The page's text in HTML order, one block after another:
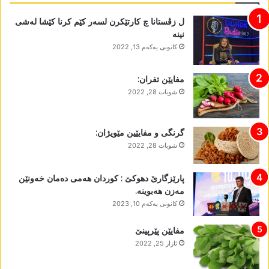
ل زڤستانا چ کارتێکرن لسەر کێم کرنا کێشا لەشی
نینە
كانونی یه‌كه‌م 13, 2022
مفایێن تفران:
شوبات 28, 2022
گرنگی و مفایێین مێویژان:
شوبات 28, 2022
پارێزگارێ دھوکێ : کوردان ھەمی دەمان خەونێن
مەزن ھەبوینە.
كانونی یه‌كه‌م 10, 2023
مفایێن پێرپینێ
ئازار 25, 2022